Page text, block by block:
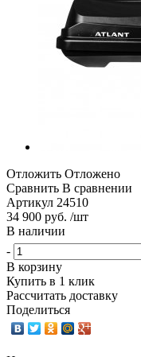
Отложить Отложено
Сравнить В сравнении
Артикул 24510
34 900 руб. /шт
В наличии
-
В корзину
Купить в 1 клик
Рассчитать доставку
Поделиться